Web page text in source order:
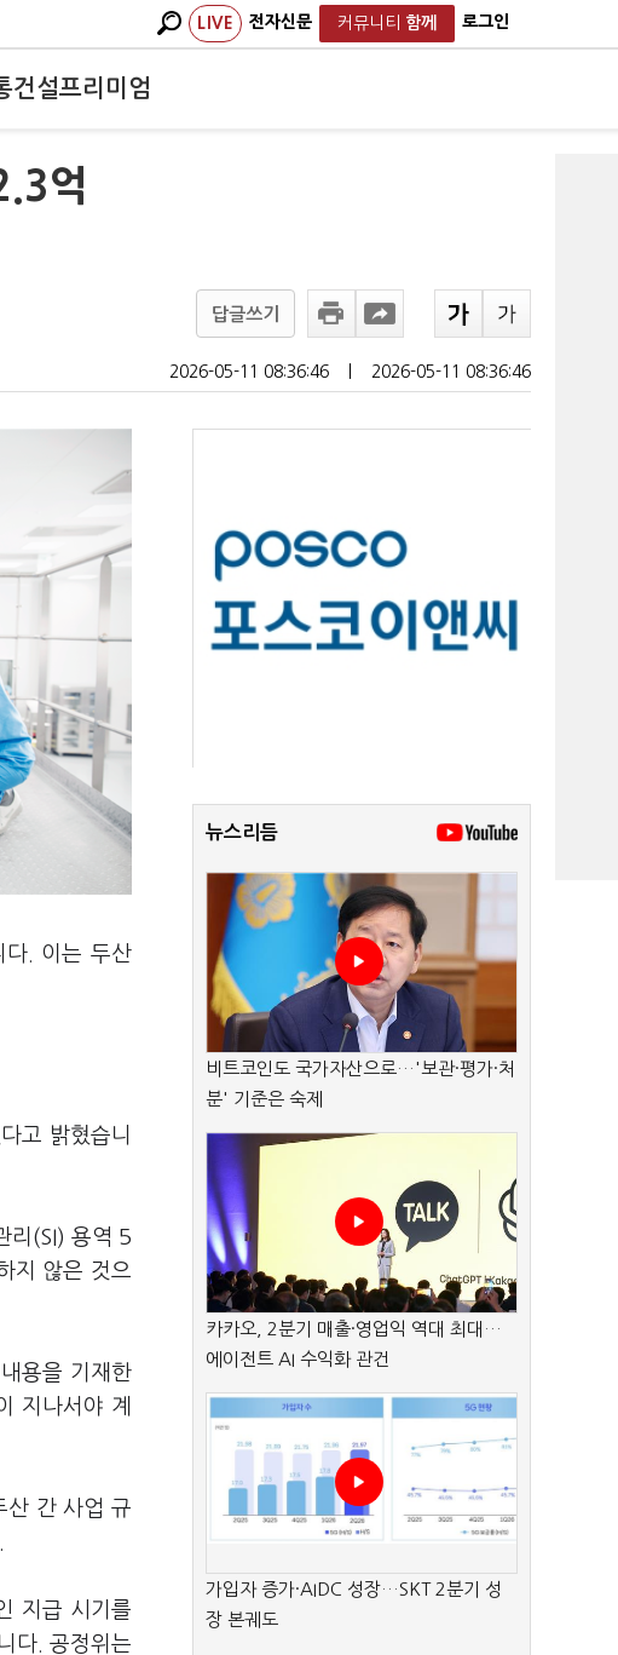
LIVE 전자신문 커뮤니티 함께 로그인
건설프리미엄
억
답글쓰기
2026-05-11 08:36:46 2026-05-11 08:36:46
다. 이는 두산
고 밝혔습니
리(SI) 용역 5
지 않은 것으
용을 기재한
지나서야 계
산 간 사업 규
지급 시기를
다. 공정위는
뉴스리듬
비트코인도 국가자산으로…'보관·평가·처
분' 기준은 숙제
카카오, 2분기 매출·영업익 역대 최대…
에이전트 AI 수익화 관건
가입자 증가·AIDC 성장…SKT 2분기 성
장 본궤도